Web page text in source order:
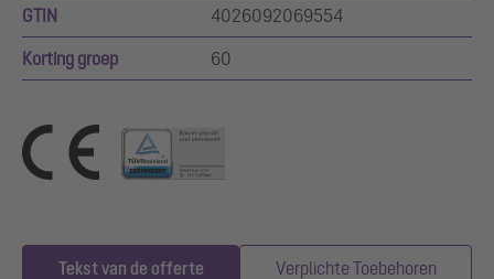
GTIN 4026092069554
Korting groep 60
Tekst van de offerte Verplichte Toebehoren